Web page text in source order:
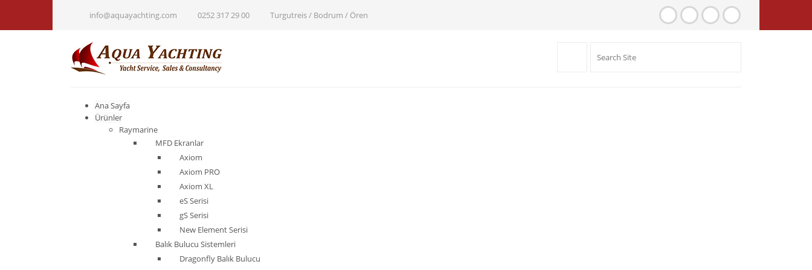
info@aquayachting.com 0252 317 29 00 Turgutreis / Bodrum / Ören
Ana Sayfa
Ürünler
Raymarine
MFD Ekranlar
Axiom
Axiom PRO
Axiom XL
eS Serisi
gS Serisi
New Element Serisi
Balık Bulucu Sistemleri
Dragonfly Balık Bulucu